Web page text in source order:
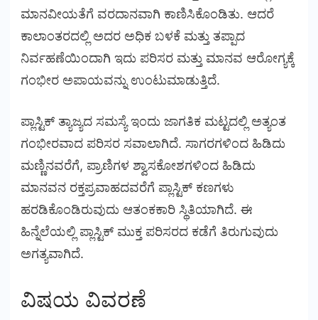
ಮಾನವೀಯತೆಗೆ ವರದಾನವಾಗಿ ಕಾಣಿಸಿಕೊಂಡಿತು. ಆದರೆ
ಕಾಲಾಂತರದಲ್ಲಿ ಅದರ ಅಧಿಕ ಬಳಕೆ ಮತ್ತು ತಪ್ಪಾದ
ನಿರ್ವಹಣೆಯಿಂದಾಗಿ ಇದು ಪರಿಸರ ಮತ್ತು ಮಾನವ ಆರೋಗ್ಯಕ್ಕೆ
ಗಂಭೀರ ಅಪಾಯವನ್ನು ಉಂಟುಮಾಡುತ್ತಿದೆ.
ಪ್ಲಾಸ್ಟಿಕ್ ತ್ಯಾಜ್ಯದ ಸಮಸ್ಯೆ ಇಂದು ಜಾಗತಿಕ ಮಟ್ಟದಲ್ಲಿ ಅತ್ಯಂತ
ಗಂಭೀರವಾದ ಪರಿಸರ ಸವಾಲಾಗಿದೆ. ಸಾಗರಗಳಿಂದ ಹಿಡಿದು
ಮಣ್ಣಿನವರೆಗೆ, ಪ್ರಾಣಿಗಳ ಶ್ವಾಸಕೋಶಗಳಿಂದ ಹಿಡಿದು
ಮಾನವನ ರಕ್ತಪ್ರವಾಹದವರೆಗೆ ಪ್ಲಾಸ್ಟಿಕ್ ಕಣಗಳು
ಹರಡಿಕೊಂಡಿರುವುದು ಆತಂಕಕಾರಿ ಸ್ಥಿತಿಯಾಗಿದೆ. ಈ
ಹಿನ್ನೆಲೆಯಲ್ಲಿ ಪ್ಲಾಸ್ಟಿಕ್ ಮುಕ್ತ ಪರಿಸರದ ಕಡೆಗೆ ತಿರುಗುವುದು
ಅಗತ್ಯವಾಗಿದೆ.
ವಿಷಯ ವಿವರಣೆ